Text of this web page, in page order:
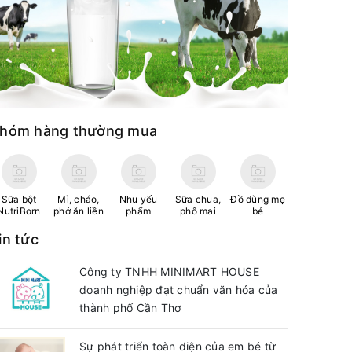
hàng thường mua
Sữa bột
Mì, cháo,
phở ăn liền
Nhu yếu
phẩm
Sữa chua,
phô mai
Đồ dùng mẹ
bé
tức
Công ty TNHH MINIMART HOUSE
doanh nghiệp đạt chuẩn văn hóa của
thành phố Cần Thơ
Sự phát triển toàn diện của em bé từ